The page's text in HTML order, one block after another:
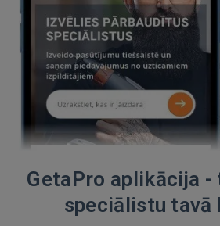
GetaPro aplikācija
speciālistu tavā